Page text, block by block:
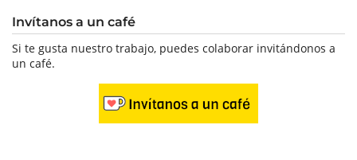
Invítanos a un café
Si te gusta nuestro trabajo, puedes colaborar invitándonos a
un café.